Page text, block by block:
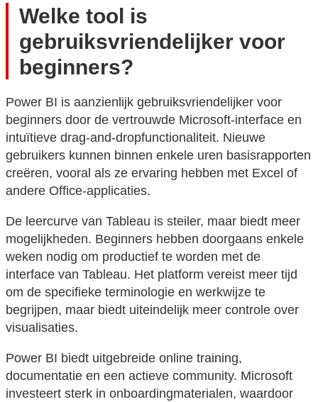
Welke tool is
gebruiksvriendelijker voor
beginners?
Power BI is aanzienlijk gebruiksvriendelijker voor
beginners door de vertrouwde Microsoft-interface en
intuïtieve drag-and-dropfunctionaliteit. Nieuwe
gebruikers kunnen binnen enkele uren basisrapporten
creëren, vooral als ze ervaring hebben met Excel of
andere Office-applicaties.
De leercurve van Tableau is steiler, maar biedt meer
mogelijkheden. Beginners hebben doorgaans enkele
weken nodig om productief te worden met de
interface van Tableau. Het platform vereist meer tijd
om de specifieke terminologie en werkwijze te
begrijpen, maar biedt uiteindelijk meer controle over
visualisaties.
Power BI biedt uitgebreide online training,
documentatie en een actieve community. Microsoft
investeert sterk in onboardingmaterialen, waardoor